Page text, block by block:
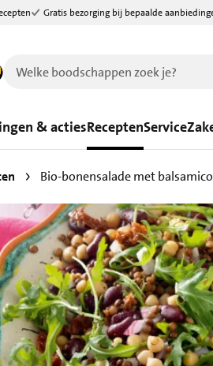
Gratis bezorging bij bepaalde
& actiesReceptenService
Bio-bonensalade met